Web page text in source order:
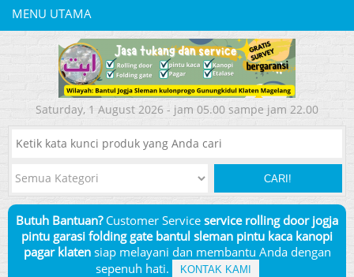
MENU UTAMA
Saturday, 1 August 2026 - jam 05.00 sampe jam 22.00
CARI!
Butuh Bantuan?Customer Service service rolling door jogja
pintu garasi folding gate bantul sleman pintu kaca kanopi
pagar klaten siap melayani dan membantu Anda dengan
sepenuh hati.
KONTAK KAMI